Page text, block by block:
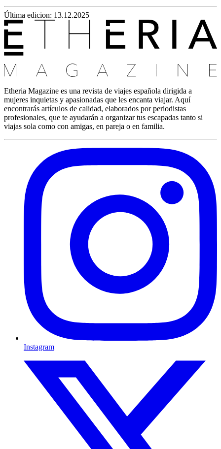
Última edicion: 13.12.2025
Etheria Magazine es una revista de viajes española dirigida a
mujeres inquietas y apasionadas que les encanta viajar. Aquí
encontrarás artículos de calidad, elaborados por periodistas
profesionales, que te ayudarán a organizar tus escapadas tanto si
viajas sola como con amigas, en pareja o en familia.
Instagram